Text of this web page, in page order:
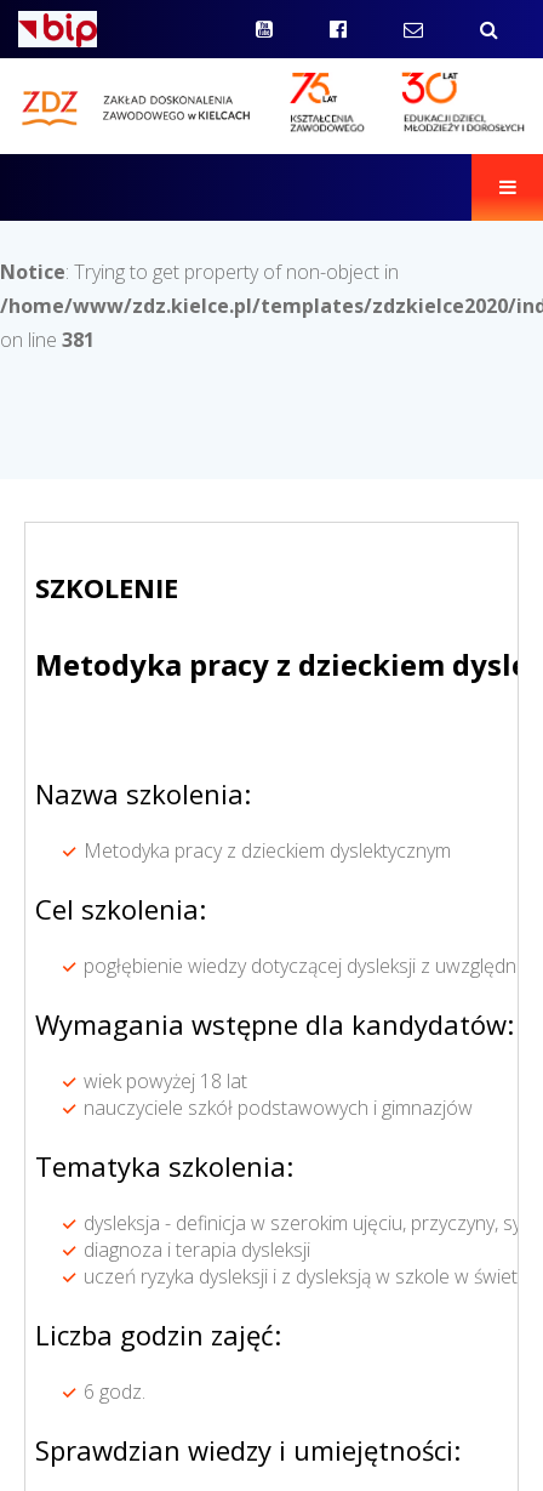
Notice: Trying to get property of non-object in
/home/www/zdz.kielce.pl/templates/zdzkielce2020/
on line 381
SZKOLENIE
Metodyka pracy z dzieckiem
Nazwa szkolenia:
Metodyka pracy z dzieckiem dyslektycznym
Cel szkolenia:
pogłębienie wiedzy dotyczącej dysleksji z
Wymagania wstępne dla kandydatów:
wiek powyżej 18 lat
nauczyciele szkół podstawowych i gimnazjów
Tematyka szkolenia:
dysleksja - definicja w szerokim ujęciu, przyczyny,
diagnoza i terapia dysleksji
uczeń ryzyka dysleksji i z dysleksją w szkole w
Liczba godzin zajęć:
6 godz.
Sprawdzian wiedzy i umiejętności: